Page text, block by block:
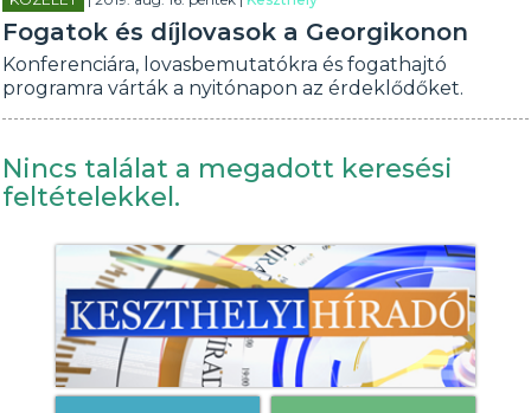
Fogatok és díjlovasok a Georgikonon
Konferenciára, lovasbemutatókra és fogathajtó
programra várták a nyitónapon az érdeklődőket.
Nincs találat a megadott keresési
feltételekkel.